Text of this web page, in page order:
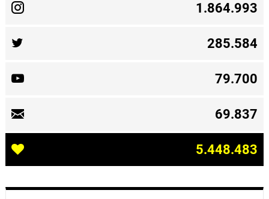
1.864.993
285.584
79.700
69.837
5.448.483